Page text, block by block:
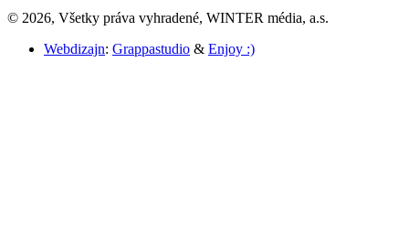
© 2026, Všetky práva vyhradené, WINTER média, a.s.
Webdizajn: Grappastudio & Enjoy :)